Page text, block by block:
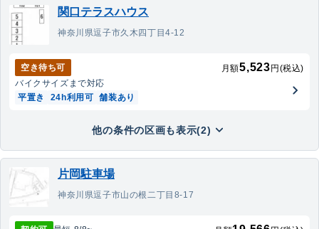
関口テラスハウス
神奈川県逗子市久木四丁目4-12
空き待ち可 月額5,523 円(税込)
バイク サイズまで対応
平置き
24h利用可 舗装あり
他の条件の区画も表示(2)
片岡駐車場
神奈川県逗子市山の根二丁目8-17